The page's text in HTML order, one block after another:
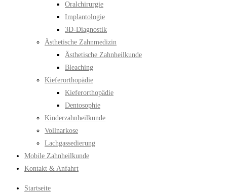
Oralchirurgie
Implantologie
3D-Diagnostik
Ästhetische Zahnmedizin
Ästhetische Zahnheilkunde
Bleaching
Kieferorthopädie
Kieferorthopädie
Dentosophie
Kinderzahnheilkunde
Vollnarkose
Lachgassedierung
Mobile Zahnheilkunde
Kontakt & Anfahrt
Startseite